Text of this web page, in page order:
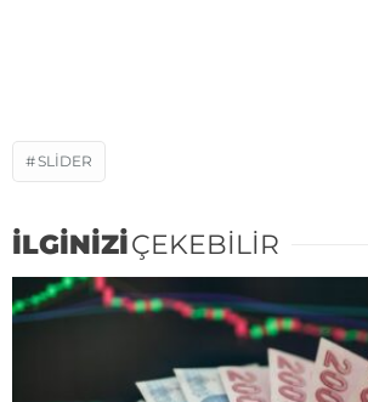
SLIDER
İLGİNİZİÇEKEBİLİR